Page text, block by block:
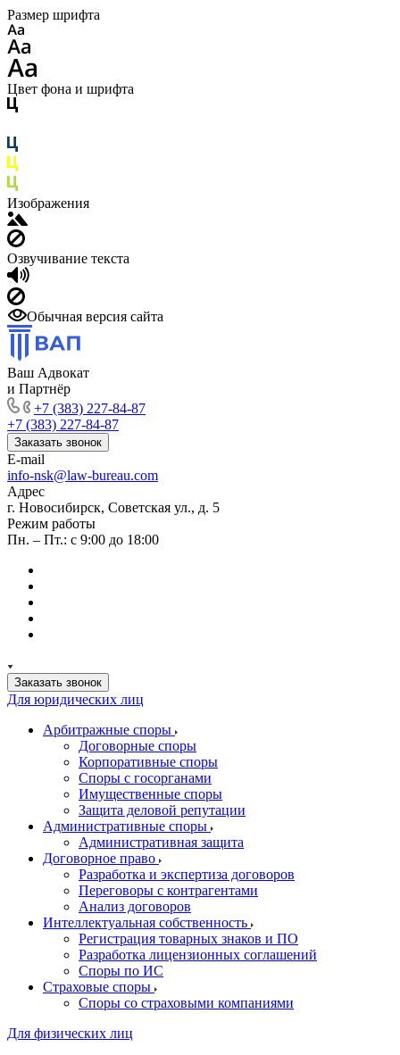
Размер шрифта
Цвет фона и шрифта
Изображения
Озвучивание текста
Обычная версия сайта
Ваш Адвокат
и Партнёр
+7 (383) 227-84-87
+7 (383) 227-84-87
Заказать звонок
E-mail
info-nsk@law-bureau.com
Адрес
г. Новосибирск, Советская ул., д. 5
Режим работы
Пн. – Пт.: с 9:00 до 18:00
Заказать звонок
Для юридических лиц
Арбитражные споры
Договорные споры
Корпоративные споры
Споры с госорганами
Имущественные споры
Защита деловой репутации
Административные споры
Административная защита
Договорное право
Разработка и экспертиза договоров
Переговоры с контрагентами
Анализ договоров
Интеллектуальная собственность
Регистрация товарных знаков и ПО
Разработка лицензионных соглашений
Споры по ИС
Страховые споры
Споры со страховыми компаниями
Для физических лиц